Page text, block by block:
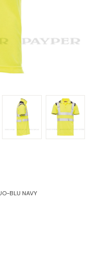
BLU NAVY